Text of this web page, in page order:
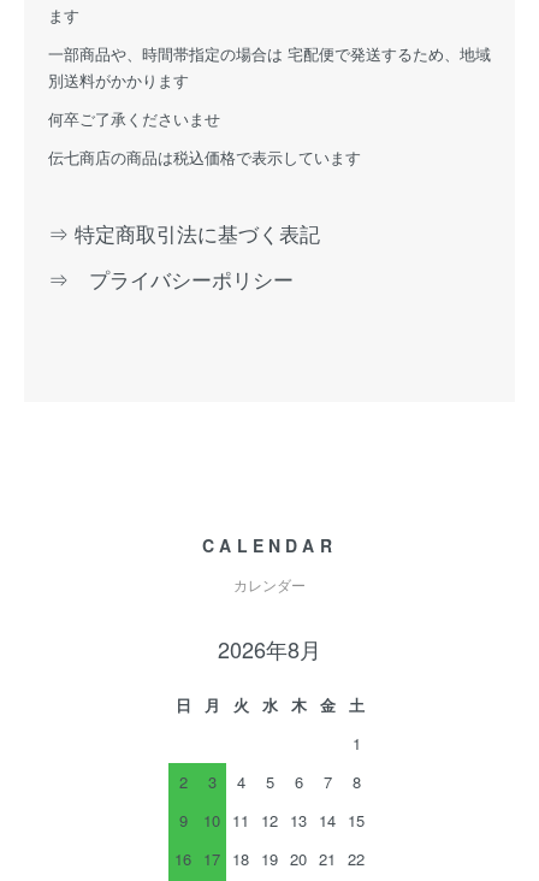
ます
一部商品や、時間帯指定の場合は 宅配便で発送するため、地域
別送料がかかります
何卒ご了承くださいませ
伝七商店の商品は税込価格で表示しています
⇒ 特定商取引法に基づく表記
⇒ プライバシーポリシー
CALENDAR
カレンダー
2026年8月
日 月 火 水 木 金
土
1
2
3 4 5 6 7
8
9
10 11 12 13 14 15
16 17 18 19 20 21
22